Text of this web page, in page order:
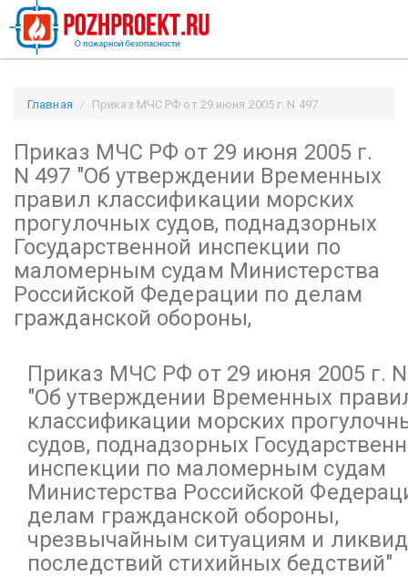
Главная
Приказ МЧС РФ от 29 июня 2005 г. N 497
прогулочных судов, поднадзорных Государственной
инспекции по маломерным судам Министерства Российской
Федерации по делам гражданской обороны, / Pozhproekt.ru
Приказ МЧС РФ от 29 июня 2005 г.
N 497 "Об утверждении Временных
правил классификации морских
прогулочных судов, поднадзорных
Государственной инспекции по
маломерным судам Министерства
Российской Федерации по делам
гражданской обороны,
Приказ МЧС РФ от 29 июня 2005 г.
"Об утверждении Временных
классификации морских
судов, поднадзорных
инспекции по маломерным судам
Министерства Российской
делам гражданской обороны,
чрезвычайным ситуациям и
последствий стихийных бедствий"